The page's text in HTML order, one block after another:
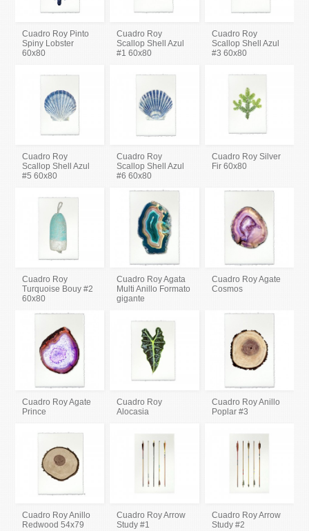
Cuadro Roy Pinto
Spiny Lobster
60x80
Cuadro Roy
Scallop Shell Azul
#1 60x80
Cuadro Roy
Scallop Shell Azul
#3 60x80
Cuadro Roy
Scallop Shell Azul
#5 60x80
Cuadro Roy
Scallop Shell Azul
#6 60x80
Cuadro Roy Silver
Fir 60x80
Cuadro Roy
Turquoise Bouy #2
60x80
Cuadro Roy Agata
Multi Anillo Formato
gigante
Cuadro Roy Agate
Cosmos
Cuadro Roy Agate
Prince
Cuadro Roy
Alocasia
Cuadro Roy Anillo
Poplar #3
Cuadro Roy Anillo
Redwood 54x79
Cuadro Roy Arrow
Study #1
Cuadro Roy Arrow
Study #2